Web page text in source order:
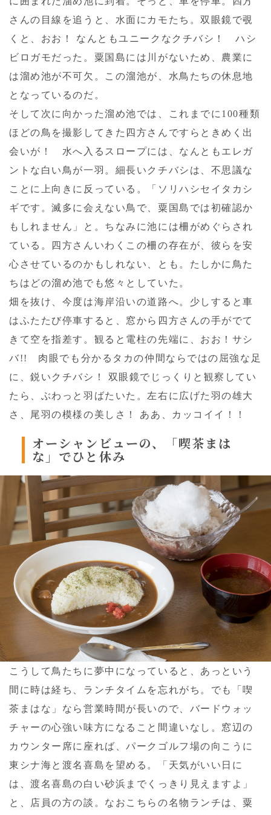
さんの目線を追うと、水面にカモたち。双眼鏡で覗
くと、おお！ なんともユニークなクチバシ！ ハシ
ビロガモだった。粟国島には川がないため、農業に
は溜め池が不可欠。この溜池が、水鳥たちの休息地
となっているのだ。
そして次に向かった溜め池では、これまでに100種類
ほどの鳥を撮影してきた四方さんですらときめく出
会いが！ 水へ入るスロープには、なんともエレガ
ントな白い鳥が一羽。細長いクチバシは、不思議な
ことに上向きに反っている。「ソリハシセイタカシ
ギです。滅多に会えない鳥で、粟国島では初確認か
もしれません」と。ちなみに池には柵がめぐらされ
ている。四方さんいわくこの柵の存在が、彼らを安
心させているのかもしれない、とも。たしかに鳥た
ちはどの溜め池でも悠々としていた。
畑を抜け、今度は海岸沿いの道路へ。少しすると車
はふたたび停車すると、窓から四方さんの手がでて
きて空を指差す。観ると電柱の先端に、おお！サシ
バ!! 肉眼でも分かるタカの仲間ならではの屈強な足
に、鋭いクチバシ！ 双眼鏡でじっくりと観察してい
たら、ぶわっと羽ばたいた。左右に広げた羽の雄大
さ、尾羽の模様の美しさ！ ああ、カッコイイ！！
オーシャンビューの、 「喫茶まは
な」でひと休み
こうして鳥たちに夢中になっていると、あっという
間に時は経ち、ランチタイムを忘れがち。でも「喫
茶まはな」なら営業時間が長いので、バードウォッ
チャーの心強い味方になること間違いなし。窓辺の
カウンター席に座れば、パークゴルフ場の向こうに
東シナ海と渡名喜島を望める。「天気がいい日に
は、渡名喜島の白い砂浜までくっきり見えますよ」
と、店員の方の談。なおこちらの名物ランチは、粟